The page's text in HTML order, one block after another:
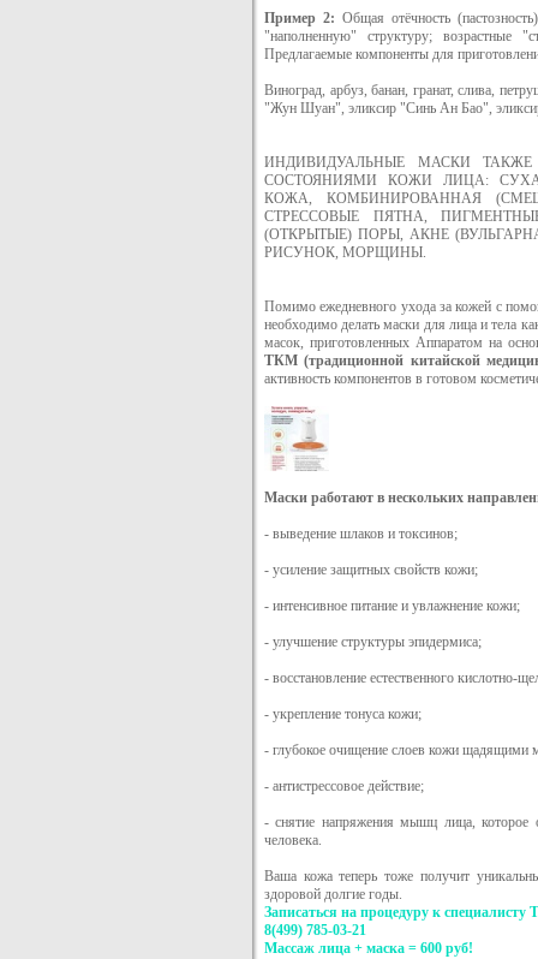
Пример 2: Общая отёчность
"наполненную" структуру; возрастные
Предлагаемые компоненты для
Виноград, арбуз, банан, гранат, слива,
"Жун Шуан", эликсир "Синь Ан Бао",
ИНДИВИДУАЛЬНЫЕ МАСКИ
СОСТОЯНИЯМИ КОЖИ ЛИЦА:
КОЖА, КОМБИНИРОВАННАЯ
СТРЕССОВЫЕ ПЯТНА,
(ОТКРЫТЫЕ) ПОРЫ, АКНЕ
РИСУНОК, МОРЩИНЫ.
Помимо ежедневного ухода за кожей с
необходимо делать маски для лица и тела
масок, приготовленных Аппаратом на
ТКМ (традиционной китайской
активность компонентов в готовом
Маски работают в нескольких
- выведение шлаков и токсинов;
- усиление защитных свойств кожи;
- интенсивное питание и увлажнение кожи;
- улучшение структуры эпидермиса;
- восстановление естественного кислотно-
- укрепление тонуса кожи;
- глубокое очищение слоев кожи щадящими
- антистрессовое действие;
- снятие напряжения мышц лица, которое
человека.
Ваша кожа теперь тоже получит
здоровой долгие годы.
Записаться на процедуру к
8(499) 785-03-21
Массаж лица + маска = 600 руб!